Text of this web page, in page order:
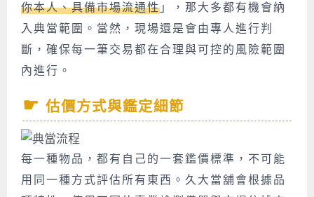
你本人、具備市場流通性 」，那大多都有機會納
入典當範圍。當然，現場還是會由專人進行判
斷，確保每一筆交易都在合理與可控的風險範圍
內進行。
估價方式與鑑定細節
每一種物品，都有自己的一套鑑價標準，不可能
用同一種方式評估所有東西。久大當舖會根據品